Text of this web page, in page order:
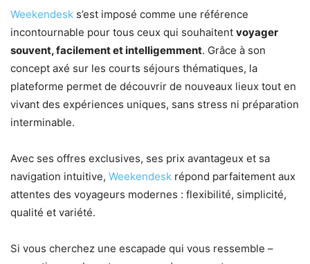
Weekendesk s’est imposé comme une référence
incontournable pour tous ceux qui souhaitent voyager
souvent, facilement et intelligemment. Grâce à son
concept axé sur les courts séjours thématiques, la
plateforme permet de découvrir de nouveaux lieux tout en
vivant des expériences uniques, sans stress ni préparation
interminable.
Avec ses offres exclusives, ses prix avantageux et sa
navigation intuitive, Weekendesk répond parfaitement aux
attentes des voyageurs modernes : flexibilité, simplicité,
qualité et variété.
Si vous cherchez une escapade qui vous ressemble –